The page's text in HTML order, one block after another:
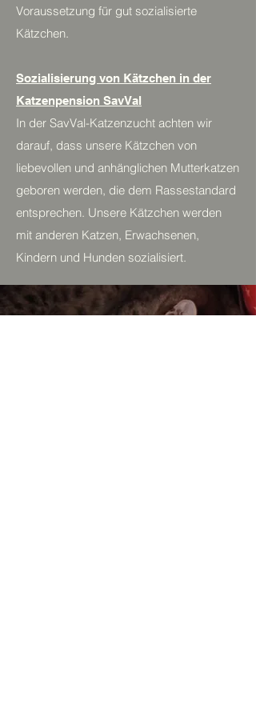
Voraussetzung für gut sozialisierte
Kätzchen.
Sozialisierung von Kätzchen in der
Katzenpension SavVal
In der SavVal-Katzenzucht achten wir
darauf, dass unsere Kätzchen von
liebevollen und anhänglichen Mutterkatzen
geboren werden, die dem Rassestandard
entsprechen. Unsere Kätzchen werden
mit anderen Katzen, Erwachsenen,
Kindern und Hunden sozialisiert.